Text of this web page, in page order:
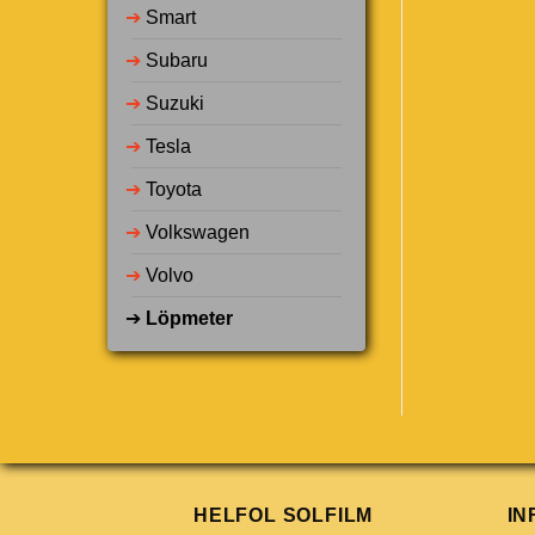
➔ Smart
➔ Subaru
➔ Suzuki
➔ Tesla
➔ Toyota
➔ Volkswagen
➔ Volvo
➔ Löpmeter
HELFOL SOLFILM